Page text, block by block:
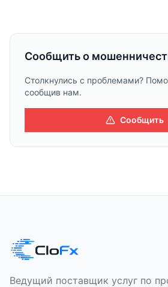
Сообщить о
Столкнулись с проблемами?
сообщив нам.
Сообщить
Ведущий поставщик услуг по